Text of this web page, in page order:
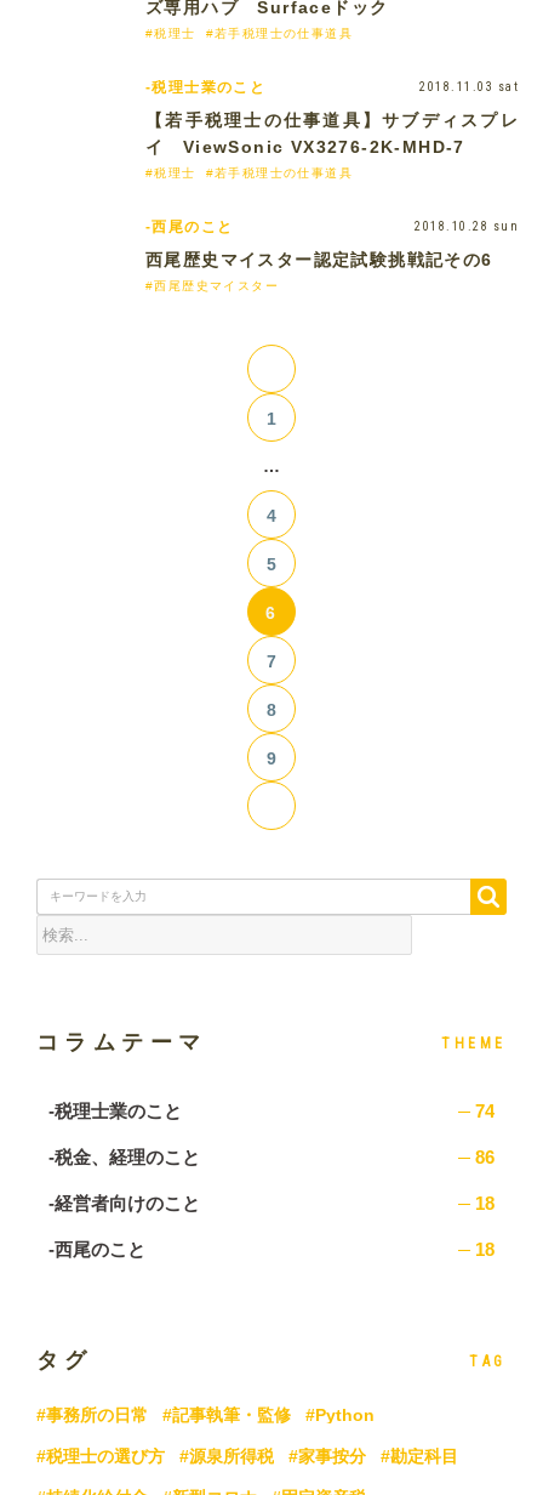
ズ専用ハブ Surfaceドック
#税理士 #若手税理士の仕事道具
-税理士業のこと 2018.11.03 sat
【若手税理士の仕事道具】サブディスプレ
イ ViewSonic VX3276-2K-MHD-7
#税理士 #若手税理士の仕事道具
-西尾のこと 2018.10.28 sun
西尾歴史マイスター認定試験挑戦記その6
#西尾歴史マイスター
1
…
4
5
6
7
8
9
コラムテーマ THEME
-税理士業のこと 74
-税金、経理のこと 86
-経営者向けのこと 18
-西尾のこと 18
タグ TAG
#事務所の日常 #記事執筆・監修 #Python
#税理士の選び方 #源泉所得税 #家事按分 #勘定科目